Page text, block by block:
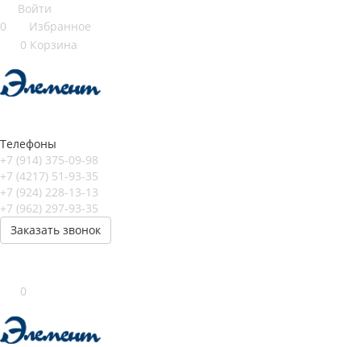
Войти
0
Избранное
0 Корзина
Телефоны
+7 (914) 375-09-98
+7 (4217) 51-93-35
+7 (924) 228-13-13
+7 (962) 297-93-35
Заказать звонок
0